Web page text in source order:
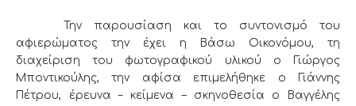
Την παρουσίαση και το συντονισμό του
αφιερώματος την έχει η Βάσω Οικονόμου, τη
διαχείριση του φωτογραφικού υλικού ο Γιώργος
Μποντικούλης, την αφίσα επιμελήθηκε ο Γιάννης
Πέτρου, έρευνα – κείμενα – σκηνοθεσία ο Βαγγέλης